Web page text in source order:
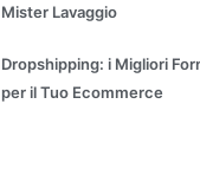
Mister Lavaggio
Dropshipping: i Migliori
per il Tuo Ecommerce